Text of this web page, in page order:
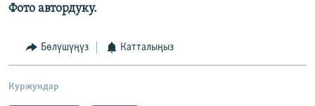
Фото автордуку.
Бөлүшүңүз Катталыңыз
Куржундар